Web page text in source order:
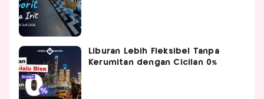
Liburan Lebih Fleksibel Tanpa
Kerumitan dengan Cicilan 0%